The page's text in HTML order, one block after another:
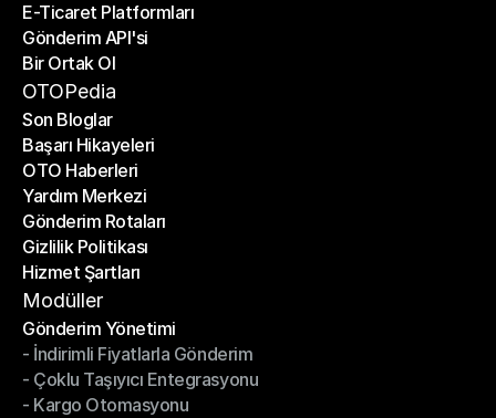
Kargo Şirketleri
E-Ticaret Platformları
E-Ticaret Platformları
Gönderim API'si
Gönderim API'si
Bir Ortak Ol
Bir Ortak Ol
OTOPedia
Son Bloglar
Son Bloglar
Başarı Hikayeleri
Başarı Hikayeleri
OTO Haberleri
OTO Haberleri
Yardım Merkezi
Yardım Merkezi
Gönderim Rotaları
Gönderim Rotaları
Gizlilik Politikası
Gizlilik Politikası
Hizmet Şartları
Hizmet Şartları
Modüller
Gönderim Yönetimi
Gönderim Yönetimi
- İndirimli Fiyatlarla Gönderim
- İndirimli Fiyatlarla Gönderim
- Çoklu Taşıyıcı Entegrasyonu
- Çoklu Taşıyıcı Entegrasyonu
- Kargo Otomasyonu